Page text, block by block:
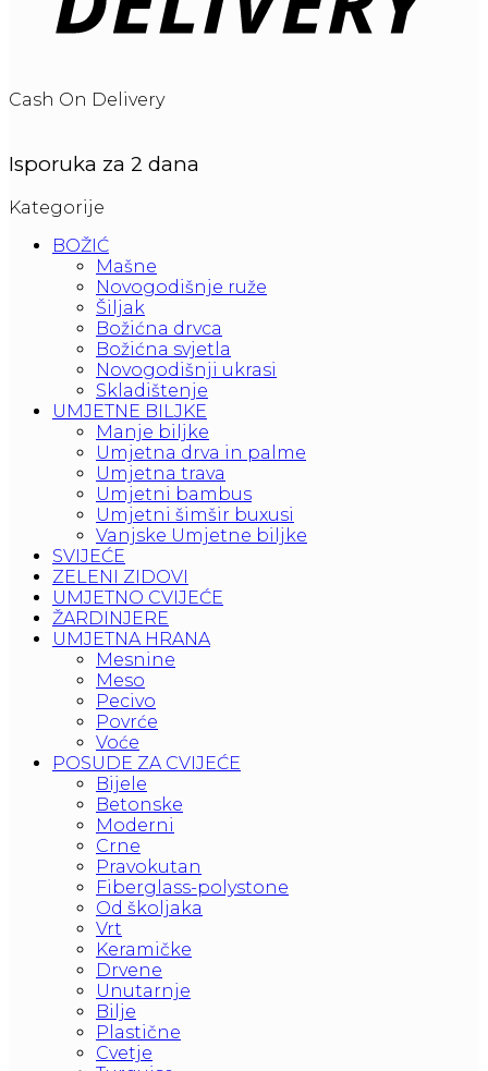
Cash On Delivery
Isporuka za 2 dana
Kategorije
BOŽIĆ
Mašne
Novogodišnje ruže
Šiljak
Božićna drvca
Božićna svjetla
Novogodišnji ukrasi
Skladištenje
UMJETNE BILJKE
Manje biljke
Umjetna drva in palme
Umjetna trava
Umjetni bambus
Umjetni šimšir buxusi
Vanjske Umjetne biljke
SVIJEĆE
ZELENI ZIDOVI
UMJETNO CVIJEĆE
ŽARDINJERE
UMJETNA HRANA
Mesnine
Meso
Pecivo
Povrće
Voće
POSUDE ZA CVIJEĆE
Bijele
Betonske
Moderni
Crne
Pravokutan
Fiberglass-polystone
Od školjaka
Vrt
Keramičke
Drvene
Unutarnje
Bilje
Plastične
Cvetje